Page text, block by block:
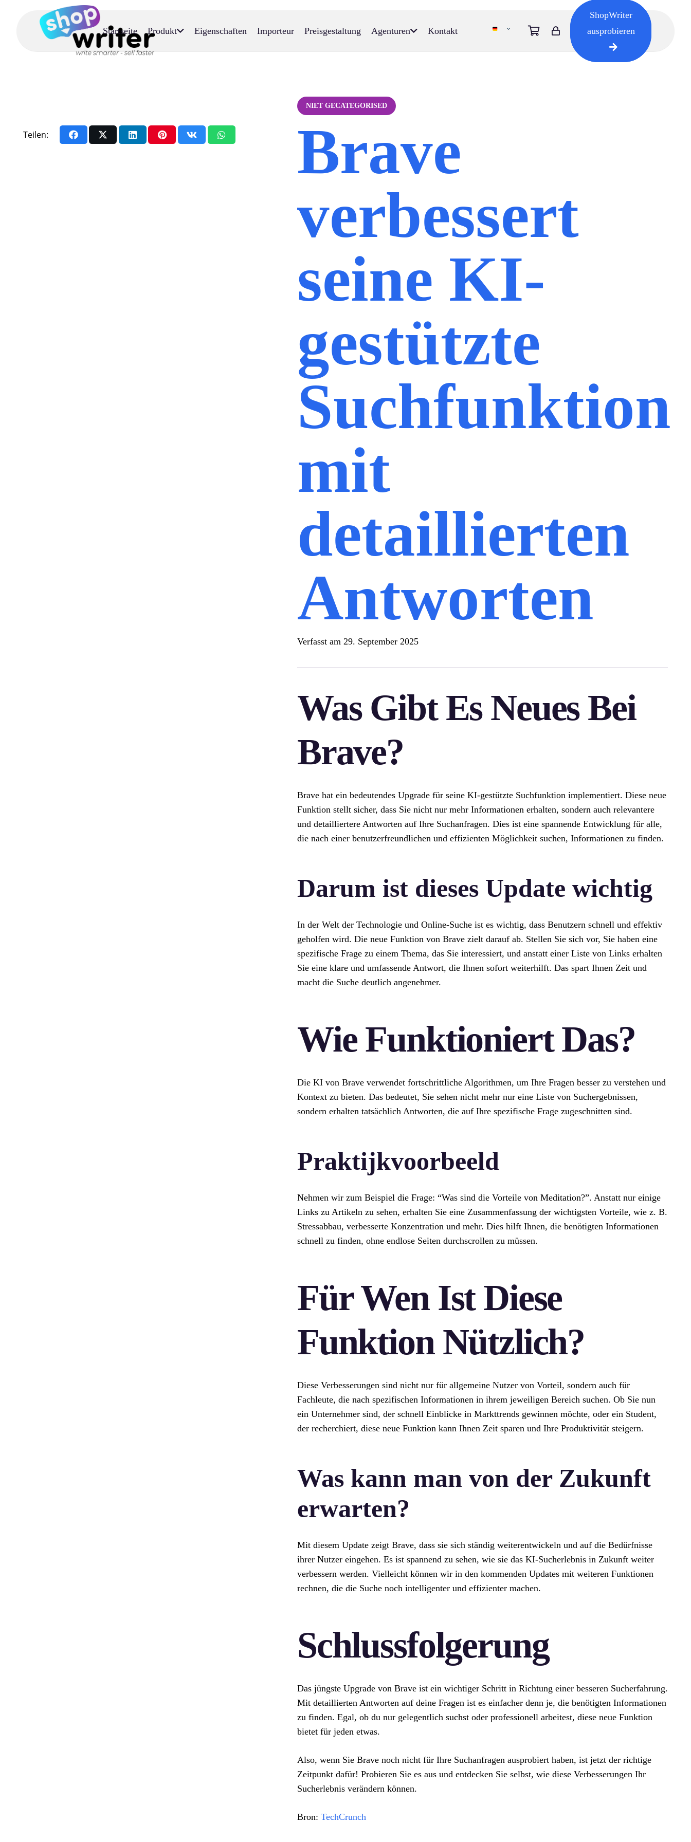
Startseite Produkt Eigenschaften Importeur Preisgestaltung Agenturen Kontakt
ShopWriter
ausprobieren
Teilen:
NIET GECATEGORISED
Brave
verbessert
seine KI-
gestützte
Suchfunktion
mit
detaillierten
Antworten
Verfasst am 29. September 2025
Was Gibt Es Neues Bei
Brave?
Brave hat ein bedeutendes Upgrade für seine KI-gestützte Suchfunktion implementiert. Diese neue
Funktion stellt sicher, dass Sie nicht nur mehr Informationen erhalten, sondern auch relevantere
und detailliertere Antworten auf Ihre Suchanfragen. Dies ist eine spannende Entwicklung für alle,
die nach einer benutzerfreundlichen und effizienten Möglichkeit suchen, Informationen zu finden.
Darum ist dieses Update wichtig
In der Welt der Technologie und Online-Suche ist es wichtig, dass Benutzern schnell und effektiv
geholfen wird. Die neue Funktion von Brave zielt darauf ab. Stellen Sie sich vor, Sie haben eine
spezifische Frage zu einem Thema, das Sie interessiert, und anstatt einer Liste von Links erhalten
Sie eine klare und umfassende Antwort, die Ihnen sofort weiterhilft. Das spart Ihnen Zeit und
macht die Suche deutlich angenehmer.
Wie Funktioniert Das?
Die KI von Brave verwendet fortschrittliche Algorithmen, um Ihre Fragen besser zu verstehen und
Kontext zu bieten. Das bedeutet, Sie sehen nicht mehr nur eine Liste von Suchergebnissen,
sondern erhalten tatsächlich Antworten, die auf Ihre spezifische Frage zugeschnitten sind.
Praktijkvoorbeeld
Nehmen wir zum Beispiel die Frage: “Was sind die Vorteile von Meditation?”. Anstatt nur einige
Links zu Artikeln zu sehen, erhalten Sie eine Zusammenfassung der wichtigsten Vorteile, wie z. B.
Stressabbau, verbesserte Konzentration und mehr. Dies hilft Ihnen, die benötigten Informationen
schnell zu finden, ohne endlose Seiten durchscrollen zu müssen.
Für Wen Ist Diese
Funktion Nützlich?
Diese Verbesserungen sind nicht nur für allgemeine Nutzer von Vorteil, sondern auch für
Fachleute, die nach spezifischen Informationen in ihrem jeweiligen Bereich suchen. Ob Sie nun
ein Unternehmer sind, der schnell Einblicke in Markttrends gewinnen möchte, oder ein Student,
der recherchiert, diese neue Funktion kann Ihnen Zeit sparen und Ihre Produktivität steigern.
Was kann man von der Zukunft
erwarten?
Mit diesem Update zeigt Brave, dass sie sich ständig weiterentwickeln und auf die Bedürfnisse
ihrer Nutzer eingehen. Es ist spannend zu sehen, wie sie das KI-Sucherlebnis in Zukunft weiter
verbessern werden. Vielleicht können wir in den kommenden Updates mit weiteren Funktionen
rechnen, die die Suche noch intelligenter und effizienter machen.
Schlussfolgerung
Das jüngste Upgrade von Brave ist ein wichtiger Schritt in Richtung einer besseren Sucherfahrung.
Mit detaillierten Antworten auf deine Fragen ist es einfacher denn je, die benötigten Informationen
zu finden. Egal, ob du nur gelegentlich suchst oder professionell arbeitest, diese neue Funktion
bietet für jeden etwas.
Also, wenn Sie Brave noch nicht für Ihre Suchanfragen ausprobiert haben, ist jetzt der richtige
Zeitpunkt dafür! Probieren Sie es aus und entdecken Sie selbst, wie diese Verbesserungen Ihr
Sucherlebnis verändern können.
Bron: TechCrunch